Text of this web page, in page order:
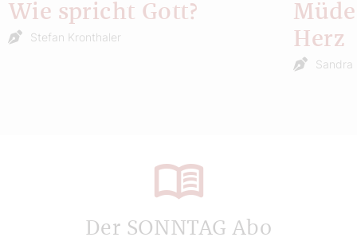
Wie spricht Gott?
Stefan Kronthaler
Herz
Sandra
Der SONNTAG Abo